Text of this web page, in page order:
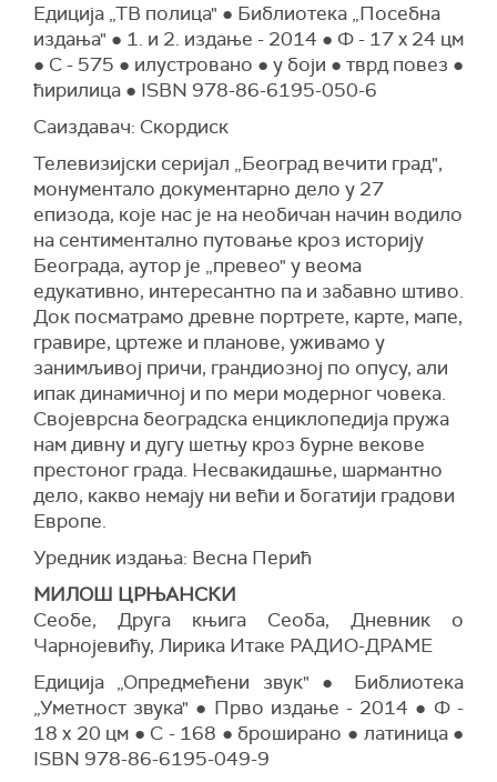
Едиција „ТВ полица" ● Библиотека „Посебна
издања" ● 1. и 2. издање - 2014 ● Ф - 17 x 24 цм
● С - 575 ● илустровано ● у боји ● тврд повез ●
ћирилица ● ISBN 978-86-6195-050-6
Саиздавач: Скордиск
Teлевизијски серијал „Београд вечити град",
монументало документарно дело у 27
епизода, које нас је на необичан начин водило
на сентиментално путовање кроз историју
Београда, аутор је „превео" у веома
едукативно, интересантно па и забавно штиво.
Док посматрамо древне портрете, карте, мапе,
гравире, цртеже и планове, уживамо у
занимљивој причи, грандиозној по опусу, али
ипак динамичној и по мери модерног човека.
Својеврсна београдска енциклопедија пружа
нам дивну и дугу шетњу кроз бурне векове
престоног града. Несвакидашње, шармантно
дело, какво немају ни већи и богатији градови
Европе.
Уредник издања: Весна Перић
МИЛОШ ЦРЊАНСКИ
Сеобе, Друга књига Сеоба, Дневник о
Чарнојевићу, Лирика Итаке РАДИО-ДРАМЕ
Едиција „Опредмећени звук" ● Библиотека
„Уметност звука" ● Прво издање - 2014 ● Ф -
18 x 20 цм ● С - 168 ● броширано ● латиница ●
ISBN 978-86-6195-049-9